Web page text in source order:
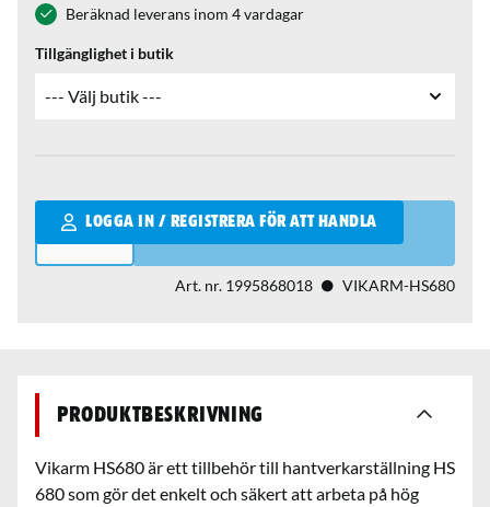
Beräknad leverans inom 4 vardagar
Tillgänglighet i butik
LOGGA IN / REGISTRERA FÖR ATT HANDLA
Qantity
Art. nr. 1995868018 VIKARM-HS680
Produktbeskrivning
Vikarm HS680 är ett tillbehör till hantverkarställning HS
680 som gör det enkelt och säkert att arbeta på hög